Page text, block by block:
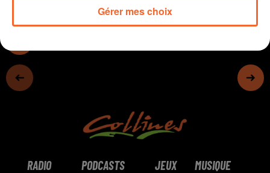
RADIO PODCASTS JEUX MUSIQUE
Gérer mes choix